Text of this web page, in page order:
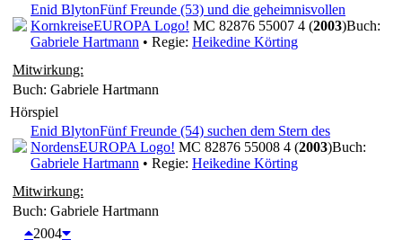
Enid BlytonFünf Freunde (53) und die geheimnisvollen
KornkreiseEUROPA Logo! MC 82876 55007 4 (2003)Buch:
Gabriele Hartmann • Regie: Heikedine Körting
Mitwirkung:
Buch: Gabriele Hartmann
Hörspiel
Enid BlytonFünf Freunde (54) suchen dem Stern des
NordensEUROPA Logo! MC 82876 55008 4 (2003)Buch:
Gabriele Hartmann • Regie: Heikedine Körting
Mitwirkung:
Buch: Gabriele Hartmann
2004